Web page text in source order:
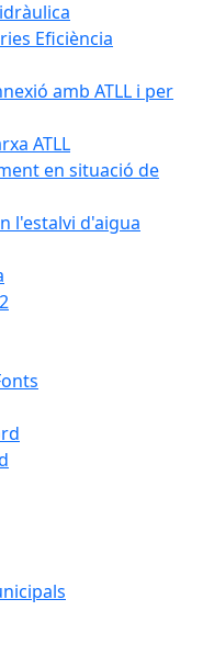
Eficiència
amb ATLL i per
ATLL
en situació de
l'estalvi d'aigua